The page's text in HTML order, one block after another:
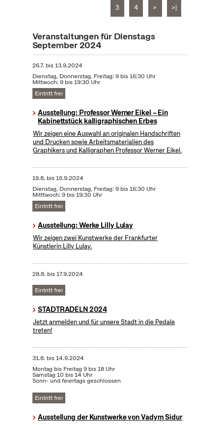
3 4 > >|
Veranstaltungen für Dienstags
September 2024
26.7. bis13.9.2024
Dienstag, Donnerstag, Freitag: 9 bis 16:30 Uhr
Mittwoch: 9 bis 19:30 Uhr
Eintritt frei
Ausstellung: Professor Werner Eikel – Ein
Kabinettstück kalligraphischen Erbes
Wir zeigen eine Auswahl an originalen Handschriften
und Drucken sowie Arbeitsmaterialien des
Graphikers und Kalligraphen Professor Werner Eikel.
19.8. bis16.9.2024
Dienstag, Donnerstag, Freitag: 9 bis 16:30 Uhr
Mitttwoch: 9 bis 19:30 Uhr
Eintritt frei
Ausstellung: Werke Lilly Lulay
Wir zeigen zwei Kunstwerke der Frankfurter
Künstlerin Lilly Lulay.
28.8. bis17.9.2024
Eintritt frei
STADTRADELN 2024
Jetzt anmelden und für unsere Stadt in die Pedale
treten!
31.8. bis14.9.2024
Montag bis Freitag 9 bis 18 Uhr
Samstag 10 bis 14 Uhr
Sonn- und feiertags geschlossen
Eintritt frei
Ausstellung der Kunstwerke von Vadym Sidur